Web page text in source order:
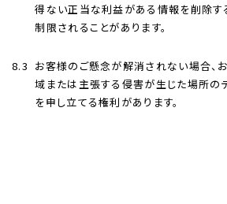
得ない正当な利益がある情報を削除す
制限されることがあります。
8.3 お客様のご懸念が解消されない場合、
域または主張する侵害が生じた場所の
を申し立てる権利があります。